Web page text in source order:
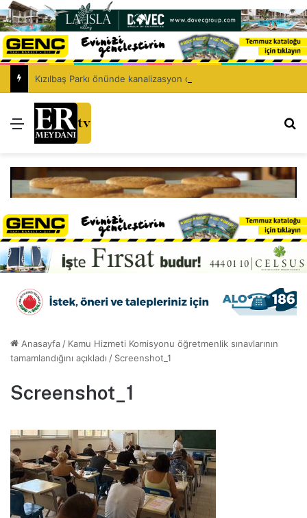
Menü
Anasayfa / Kamu Hizmeti Komisyonu öğretmenlik sınavlarının
tamamlandığını açıkladı / Screenshot_1
Screenshot_1